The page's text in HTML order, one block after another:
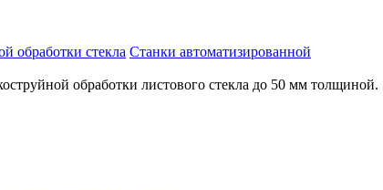
Станки автоматизированной
обработки листового стекла до 50 мм толщиной.